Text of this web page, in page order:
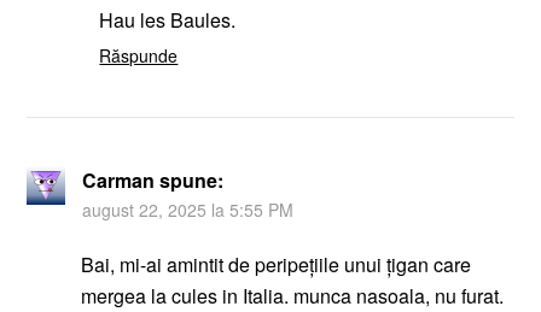
Hau les Baules.
Răspunde
Carman spune:
august 22, 2025 la 5:55 PM
Bai, mi-ai amintit de peripețiile unui țigan care
mergea la cules in Italia. munca nasoala, nu furat.